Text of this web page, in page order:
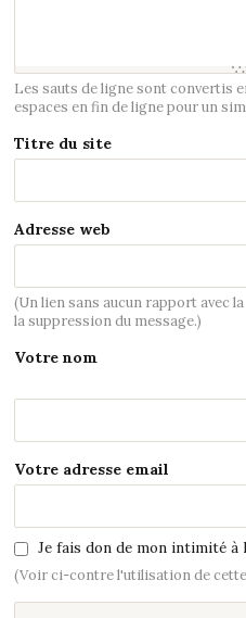
Les sauts de ligne sont convertis
espaces en fin de ligne pour un
Titre du site
Adresse web
(Un lien sans aucun rapport avec
la suppression du message.)
Votre nom
Votre adresse email
Je fais don de mon intimité à
(Voir ci-contre l'utilisation de